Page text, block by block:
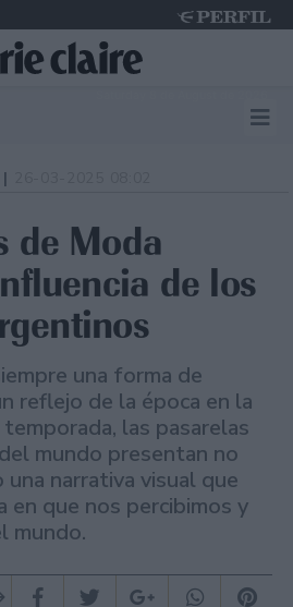
de Moda
de los
una forma de
reflejo de la época en la
las pasarelas
mundo presentan no
narrativa visual que
en que nos percibimos y
mundo.